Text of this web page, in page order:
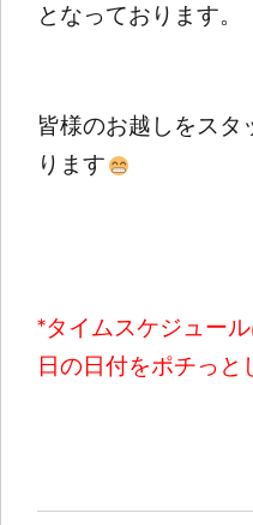
となっております。
皆様のお越しをスタ
ります
*タイムスケジュー
日の日付をポチっと